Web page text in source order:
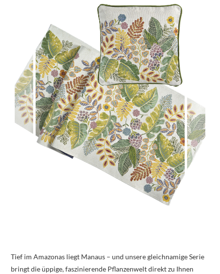
Tief im Amazonas liegt Manaus – und unsere gleichnamige Serie
bringt die üppige, faszinierende Pflanzenwelt direkt zu Ihnen